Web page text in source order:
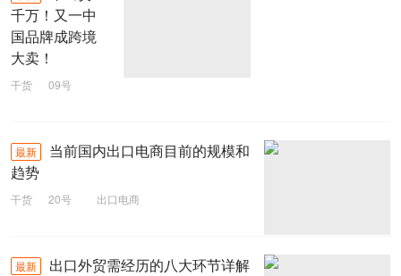
千万！又一中
国品牌成跨境
大卖！
干货
09号
最新
当前国内出口电商目前的规模和
趋势
干货 20号 出口电商
最新 出口外贸需经历的八大环节详解